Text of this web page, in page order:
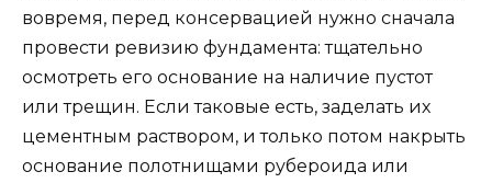
вовремя, перед консервацией нужно сначала
провести ревизию фундамента: тщательно
осмотреть его основание на наличие пустот
или трещин. Если таковые есть, заделать их
цементным раствором, и только потом накрыть
основание полотнищами рубероида или